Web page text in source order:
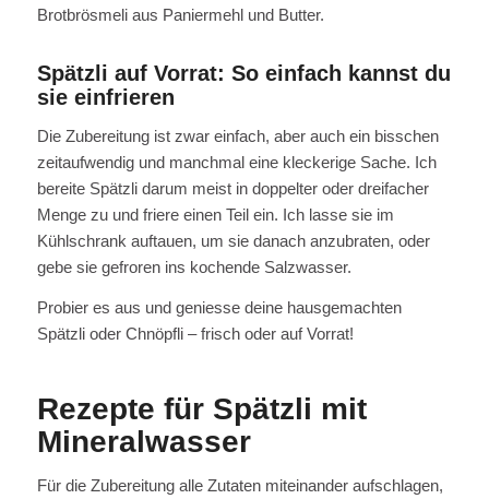
Brotbrösmeli aus Paniermehl und Butter.
Spätzli auf Vorrat: So einfach kannst du
sie einfrieren
Die Zubereitung ist zwar einfach, aber auch ein bisschen
zeitaufwendig und manchmal eine kleckerige Sache. Ich
bereite Spätzli darum meist in doppelter oder dreifacher
Menge zu und friere einen Teil ein. Ich lasse sie im
Kühlschrank auftauen, um sie danach anzubraten, oder
gebe sie gefroren ins kochende Salzwasser.
Probier es aus und geniesse deine hausgemachten
Spätzli oder Chnöpfli – frisch oder auf Vorrat!
Rezepte für Spätzli mit
Mineralwasser
Für die Zubereitung alle Zutaten miteinander aufschlagen,